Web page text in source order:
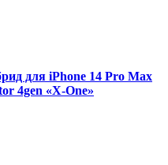
для iPhone 14 Pro Max
4gen «X-One»